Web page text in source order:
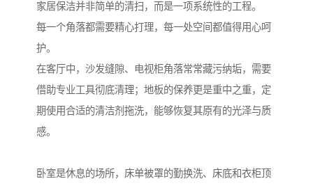
家居保洁并非简单的清扫，而是一项系统性的工程。
每一个角落都需要精心打理，每一处空间都值得用心呵
护。
在客厅中，沙发缝隙、电视柜角落常常藏污纳垢，需要
借助专业工具彻底清理；地板的保养更是重中之重，定
期使用合适的清洁剂拖洗，能够恢复其原有的光泽与质
感。
卧室是休息的场所，床单被罩的勤换洗、床底和衣柜顶